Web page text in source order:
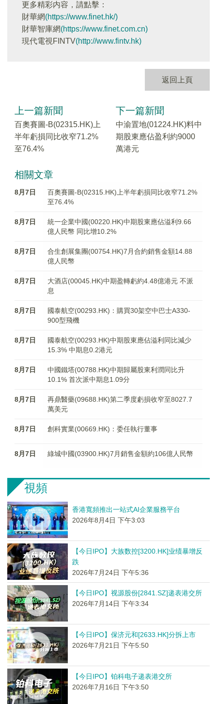
更多精彩内容，請點擊：
財華網(https://www.finet.hk/)
財華智庫網(https://www.finet.com.cn)
現代電視FINTV(http://www.fintv.hk)
返回上頁
上一篇新聞
百奧賽圖-B(02315.HK)上
半年虧損同比收窄71.2%
至76.4%
下一篇新聞
中渝置地(01224.HK)料中
期股東應佔盈利約9000
萬港元
相關文章
8月7日
百奧賽圖-B(02315.HK)上半年虧損同比收窄71.2%
至76.4%
8月7日
統一企業中國(00220.HK)中期股東應佔溢利9.66
億人民幣 同比增10.2%
8月7日
合生創展集團(00754.HK)7月合約銷售金額14.88
億人民幣
8月7日
大酒店(00045.HK)中期盈轉虧約4.48億港元 不派
息
8月7日
國泰航空(00293.HK)：購買30架空中巴士A330-
900型飛機
8月7日
國泰航空(00293.HK)中期股東應佔溢利同比減少
15.3% 中期息0.2港元
8月7日
中國鐵塔(00788.HK)中期歸屬股東利潤同比升
10.1% 首次派中期息1.09分
8月7日
再鼎醫藥(09688.HK)第二季度虧損收窄至8027.7
萬美元
8月7日 創科實業(00669.HK)：委任執行董事
8月7日 綠城中國(03900.HK)7月銷售金額約106億人民幣
視頻
香港寬頻推出一站式AI企業服務平台
2026年8月4日 下午3:03
【今日IPO】大族数控[3200.HK]业绩暴增反
跌
2026年7月24日 下午5:36
【今日IPO】视源股份[2841.SZ]递表港交所
2026年7月14日 下午3:34
【今日IPO】保济元和[2633.HK]分拆上市
2026年7月21日 下午5:50
【今日IPO】铂科电子递表港交所
2026年7月16日 下午3:50